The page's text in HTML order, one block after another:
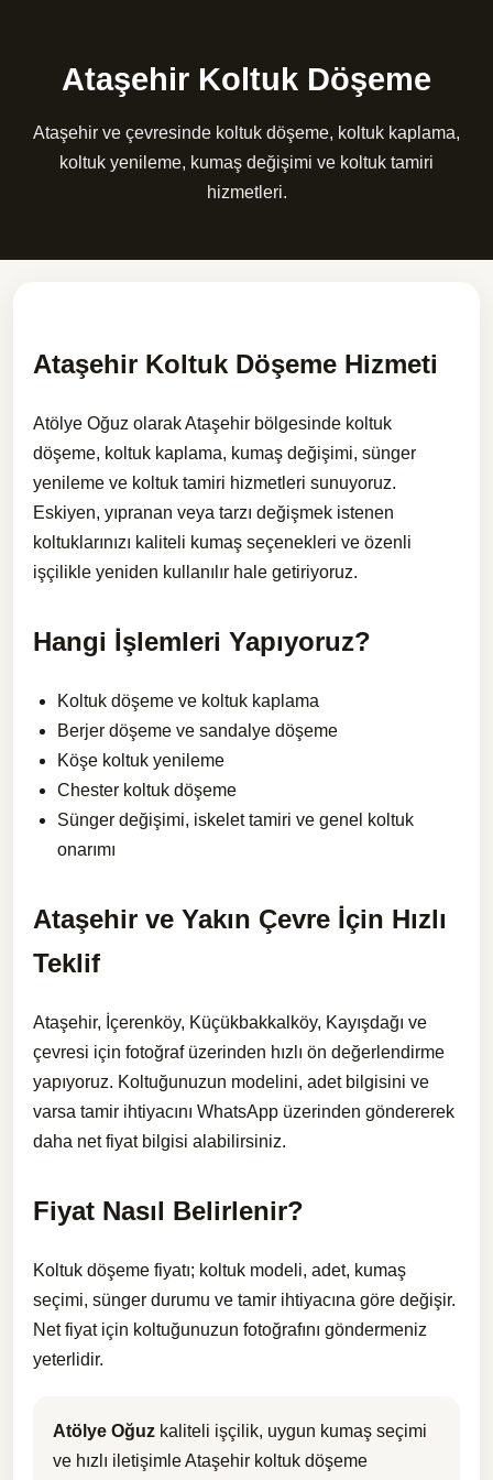
Ataşehir Koltuk Döşeme
Ataşehir ve çevresinde koltuk döşeme, koltuk kaplama,
koltuk yenileme, kumaş değişimi ve koltuk tamiri
hizmetleri.
Ataşehir Koltuk Döşeme Hizmeti
Atölye Oğuz olarak Ataşehir bölgesinde koltuk
döşeme, koltuk kaplama, kumaş değişimi, sünger
yenileme ve koltuk tamiri hizmetleri sunuyoruz.
Eskiyen, yıpranan veya tarzı değişmek istenen
koltuklarınızı kaliteli kumaş seçenekleri ve özenli
işçilikle yeniden kullanılır hale getiriyoruz.
Hangi İşlemleri Yapıyoruz?
Koltuk döşeme ve koltuk kaplama
Berjer döşeme ve sandalye döşeme
Köşe koltuk yenileme
Chester koltuk döşeme
Sünger değişimi, iskelet tamiri ve genel koltuk
onarımı
Ataşehir ve Yakın Çevre İçin Hızlı
Teklif
Ataşehir, İçerenköy, Küçükbakkalköy, Kayışdağı ve
çevresi için fotoğraf üzerinden hızlı ön değerlendirme
yapıyoruz. Koltuğunuzun modelini, adet bilgisini ve
varsa tamir ihtiyacını WhatsApp üzerinden göndererek
daha net fiyat bilgisi alabilirsiniz.
Fiyat Nasıl Belirlenir?
Koltuk döşeme fiyatı; koltuk modeli, adet, kumaş
seçimi, sünger durumu ve tamir ihtiyacına göre değişir.
Net fiyat için koltuğunuzun fotoğrafını göndermeniz
yeterlidir.
Atölye Oğuz kaliteli işçilik, uygun kumaş seçimi
ve hızlı iletişimle Ataşehir koltuk döşeme